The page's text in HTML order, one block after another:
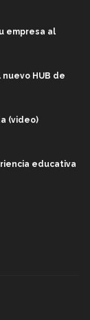
empresa al
HUB de
(video)
educativa